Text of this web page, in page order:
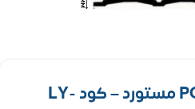
بديل خشب PC 20CM مستورد – كود LY-